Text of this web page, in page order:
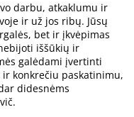
darbu, atkaklumu ir
ir už jos ribų. Jūsų
bet ir įkvėpimas
iššūkių ir
galėdami įvertinti
konkrečiu paskatinimu,
didesnėms